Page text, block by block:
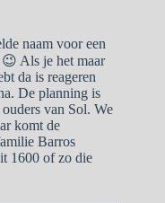
naam voor een
Als je het maar
da is reageren
De planning is
van Sol. We
komt de
Barros
1600 of zo die